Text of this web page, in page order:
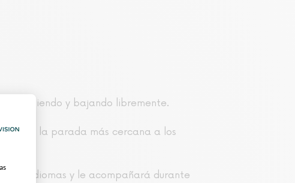
subiendo y bajando libremente.
en la parada más cercana a los
10 idiomas y le acompañará durante